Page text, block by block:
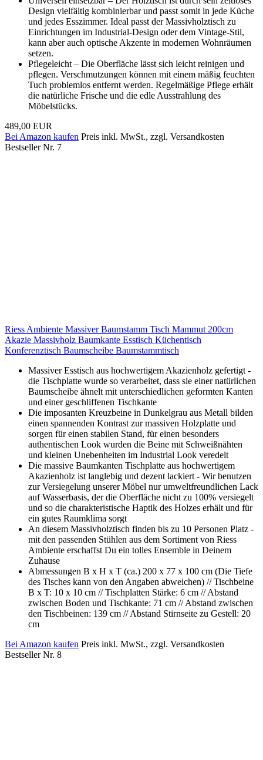
Design vielfältig kombinierbar und passt somit in jede Küche
und jedes Esszimmer. Ideal passt der Massivholztisch zu
Einrichtungen im Industrial-Design oder dem Vintage-Stil,
kann aber auch optische Akzente in modernen Wohnräumen
setzen.
Pflegeleicht – Die Oberfläche lässt sich leicht reinigen und
pflegen. Verschmutzungen können mit einem mäßig feuchten
Tuch problemlos entfernt werden. Regelmäßige Pflege erhält
die natürliche Frische und die edle Ausstrahlung des
Möbelstücks.
489,00 EUR
Bei Amazon kaufen Preis inkl. MwSt., zzgl. Versandkosten
Bestseller Nr. 7
Riess Ambiente Massiver Baumstamm Tisch Mammut 200cm
Akazie Massivholz Baumkante Esstisch Küchentisch
Konferenztisch Baumscheibe Baumstammtisch
Massiver Esstisch aus hochwertigem Akazienholz gefertigt -
die Tischplatte wurde so verarbeitet, dass sie einer natürlichen
Baumscheibe ähnelt mit unterschiedlichen geformten Kanten
und einer geschliffenen Tischkante
Die imposanten Kreuzbeine in Dunkelgrau aus Metall bilden
einen spannenden Kontrast zur massiven Holzplatte und
sorgen für einen stabilen Stand, für einen besonders
authentischen Look wurden die Beine mit Schweißnähten
und kleinen Unebenheiten im Industrial Look veredelt
Die massive Baumkanten Tischplatte aus hochwertigem
Akazienholz ist langlebig und dezent lackiert - Wir benutzen
zur Versiegelung unserer Möbel nur umweltfreundlichen Lack
auf Wasserbasis, der die Oberfläche nicht zu 100% versiegelt
und so die charakteristische Haptik des Holzes erhält und für
ein gutes Raumklima sorgt
An diesem Massivholztisch finden bis zu 10 Personen Platz -
mit den passenden Stühlen aus dem Sortiment von Riess
Ambiente erschaffst Du ein tolles Ensemble in Deinem
Zuhause
Abmessungen B x H x T (ca.) 200 x 77 x 100 cm (Die Tiefe
des Tisches kann von den Angaben abweichen) // Tischbeine
B x T: 10 x 10 cm // Tischplatten Stärke: 6 cm // Abstand
zwischen Boden und Tischkante: 71 cm // Abstand zwischen
den Tischbeinen: 139 cm // Abstand Stirnseite zu Gestell: 20
cm
Bei Amazon kaufen Preis inkl. MwSt., zzgl. Versandkosten
Bestseller Nr. 8